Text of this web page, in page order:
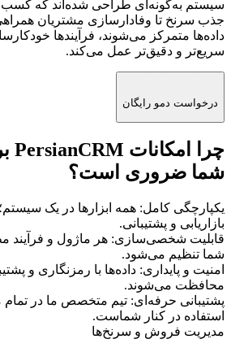
سیستم به‌گونه‌ای طراحی شده‌اند که
داده‌ها متمرکز می‌شوند، فرآیندها
سریع‌تر و دقیق‌تر عمل می‌کند.
درخواست دمو رایگان
چرا امکانات PersianCRM
شما ضروری است؟
یکپارچگی کامل: همه ابزارها در یک
بازاریابی و پشتیبانی.
قابلیت شخصی‌سازی: هر ماژول و فرآیند
شما تنظیم می‌شود.
امنیت و پایداری: داده‌ها با رمزنگاری و
محافظت می‌شوند.
پشتیبانی حرفه‌ای: تیم متخصص ما در تمام
استفاده در کنار شماست.
مدیریت فروش و سرنخ‌ها